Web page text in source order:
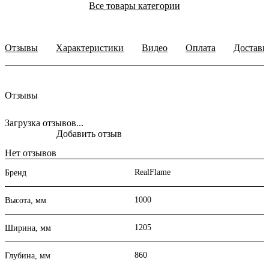
Все товары категории
Отзывы Характеристики Видео Оплата
Отзывы
Загрузка отзывов...
Нет отзывов
Добавить отзыв
Бренд RealFlame
Высота, мм 1000
Ширина, мм 1205
Глубина, мм 860